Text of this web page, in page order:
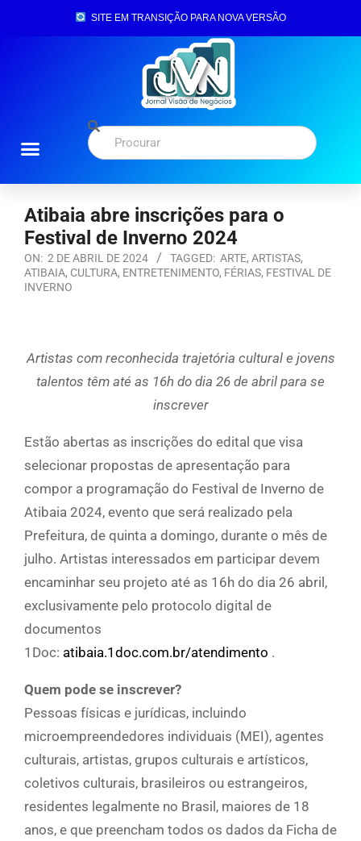
SITE EM TRANSIÇÃO PARA NOVA VERSÃO
Atibaia abre inscrições para o
Festival de Inverno 2024
ON: 2 DE ABRIL DE 2024 TAGGED: ARTE, ARTISTAS,
ATIBAIA, CULTURA, ENTRETENIMENTO, FÉRIAS, FESTIVAL DE
INVERNO
Artistas com reconhecida trajetória cultural e jovens
talentos têm até as 16h do dia 26 de abril para se
inscrever
Estão abertas as inscrições do edital que visa
selecionar propostas de apresentação para
compor a programação do Festival de Inverno de
Atibaia 2024, evento que será realizado pela
Prefeitura, de quinta a domingo, durante o mês de
julho. Artistas interessados em participar devem
encaminhar seu projeto até as 16h do dia 26 abril,
exclusivamente pelo protocolo digital de
documentos
1Doc: atibaia.1doc.com.br/atendimento .
Quem pode se inscrever?
Pessoas físicas e jurídicas, incluindo
microempreendedores individuais (MEI), agentes
culturais, artistas, grupos culturais e artísticos,
coletivos culturais, brasileiros ou estrangeiros,
residentes legalmente no Brasil, maiores de 18
anos, e que preencham todos os dados da Ficha de